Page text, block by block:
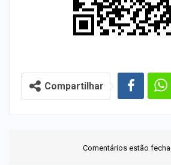
Compartilhar
Comentários estão